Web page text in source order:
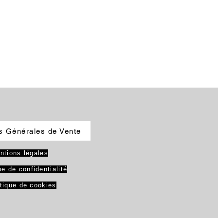
Générales de Vente
légales
de confidentialité
de cookies